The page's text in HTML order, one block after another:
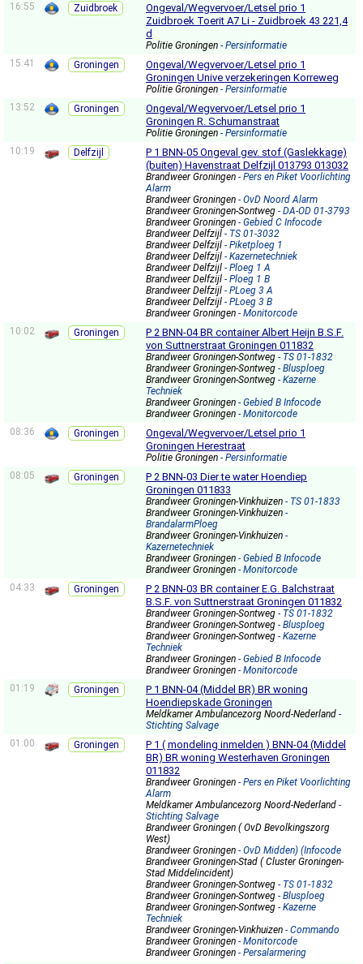
16:55
Zuidbroek
Ongeval/Wegvervoer/Letsel prio 1
Zuidbroek Toerit A7 Li - Zuidbroek 43 221,4
d
Politie Groningen - Persinformatie
15:41
Groningen
Ongeval/Wegvervoer/Letsel prio 1
Groningen Unive verzekeringen Korreweg
Politie Groningen - Persinformatie
13:52
Groningen
Ongeval/Wegvervoer/Letsel prio 1
Groningen R. Schumanstraat
Politie Groningen - Persinformatie
10:19
Delfzijl
P 1 BNN-05 Ongeval gev. stof (Gaslekkage)
(buiten) Havenstraat Delfzijl 013793 013032
Brandweer Groningen - Pers en Piket Voorlichting
Alarm
Brandweer Groningen - OvD Noord Alarm
Brandweer Groningen-Sontweg - DA-OD 01-3793
Brandweer Groningen - Gebied C Infocode
Brandweer Delfzijl - TS 01-3032
Brandweer Delfzijl - Piketploeg 1
Brandweer Delfzijl - Kazernetechniek
Brandweer Delfzijl - Ploeg 1 A
Brandweer Delfzijl - Ploeg 1 B
Brandweer Delfzijl - PLoeg 3 A
Brandweer Delfzijl - PLoeg 3 B
Brandweer Groningen - Monitorcode
10:02
Groningen
P 2 BNN-04 BR container Albert Heijn B.S.F.
von Suttnerstraat Groningen 011832
Brandweer Groningen-Sontweg - TS 01-1832
Brandweer Groningen-Sontweg - Blusploeg
Brandweer Groningen-Sontweg - Kazerne
Techniek
Brandweer Groningen - Gebied B Infocode
Brandweer Groningen - Monitorcode
08:36
Groningen
Ongeval/Wegvervoer/Letsel prio 1
Groningen Herestraat
Politie Groningen - Persinformatie
08:05
Groningen
P 2 BNN-03 Dier te water Hoendiep
Groningen 011833
Brandweer Groningen-Vinkhuizen - TS 01-1833
Brandweer Groningen-Vinkhuizen -
BrandalarmPloeg
Brandweer Groningen-Vinkhuizen -
Kazernetechniek
Brandweer Groningen - Gebied B Infocode
Brandweer Groningen - Monitorcode
04:33
Groningen
P 2 BNN-03 BR container E.G. Balchstraat
B.S.F. von Suttnerstraat Groningen 011832
Brandweer Groningen-Sontweg - TS 01-1832
Brandweer Groningen-Sontweg - Blusploeg
Brandweer Groningen-Sontweg - Kazerne
Techniek
Brandweer Groningen - Gebied B Infocode
Brandweer Groningen - Monitorcode
01:19
Groningen
P 1 BNN-04 (Middel BR) BR woning
Hoendiepskade Groningen
Meldkamer Ambulancezorg Noord-Nederland -
Stichting Salvage
01:00
Groningen
P 1 ( mondeling inmelden ) BNN-04 (Middel
BR) BR woning Westerhaven Groningen
011832
Brandweer Groningen - Pers en Piket Voorlichting
Alarm
Meldkamer Ambulancezorg Noord-Nederland -
Stichting Salvage
Brandweer Groningen ( OvD Bevolkingszorg
West)
Brandweer Groningen - OvD Midden) (Infocode
Brandweer Groningen-Stad ( Cluster Groningen-
Stad Middelincident)
Brandweer Groningen-Sontweg - TS 01-1832
Brandweer Groningen-Sontweg - Blusploeg
Brandweer Groningen-Sontweg - Kazerne
Techniek
Brandweer Groningen-Vinkhuizen - Commando
Brandweer Groningen - Monitorcode
Brandweer Groningen - Persalarmering